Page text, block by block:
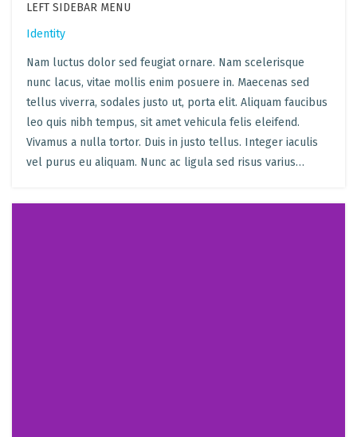
LEFT SIDEBAR MENU
Identity
Nam luctus dolor sed feugiat ornare. Nam scelerisque
nunc lacus, vitae mollis enim posuere in. Maecenas sed
tellus viverra, sodales justo ut, porta elit. Aliquam faucibus
leo quis nibh tempus, sit amet vehicula felis eleifend.
Vivamus a nulla tortor. Duis in justo tellus. Integer iaculis
vel purus eu aliquam. Nunc ac ligula sed risus varius…